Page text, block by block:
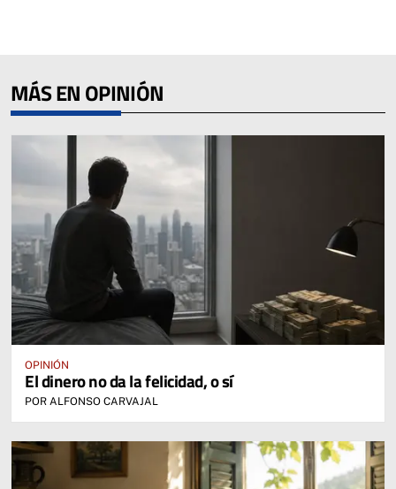
MÁS EN OPINIÓN
OPINIÓN
El dinero no da la felicidad, o sí
POR ALFONSO CARVAJAL